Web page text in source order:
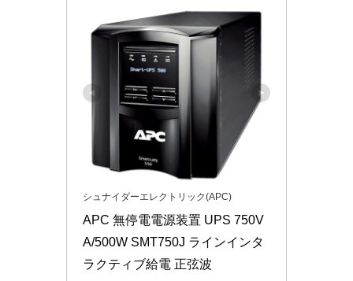
シュナイダーエレクトリック(APC)
APC 無停電電源装置 UPS 750V
A/500W SMT750J ラインインタ
ラクティブ給電 正弦波